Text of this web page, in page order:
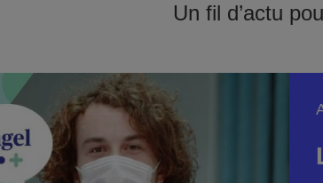
Un fil d’actu